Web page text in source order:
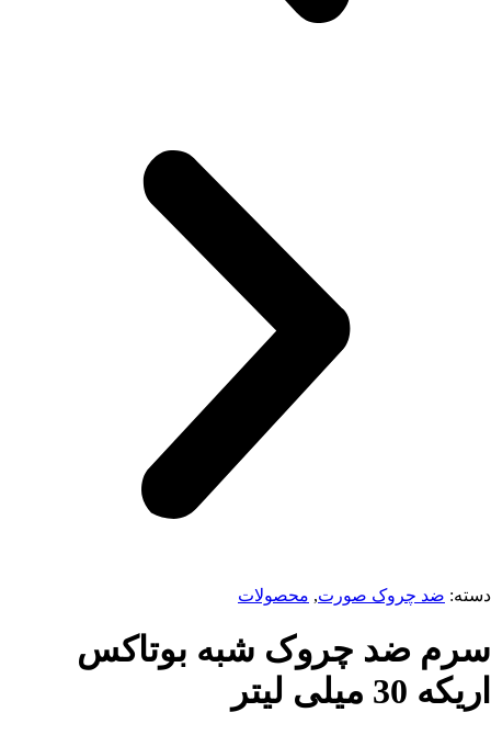
دسته: ضد چروک صورت, محصولات
سرم ضد چروک شبه بوتاکس
اریکه 30 میلی لیتر